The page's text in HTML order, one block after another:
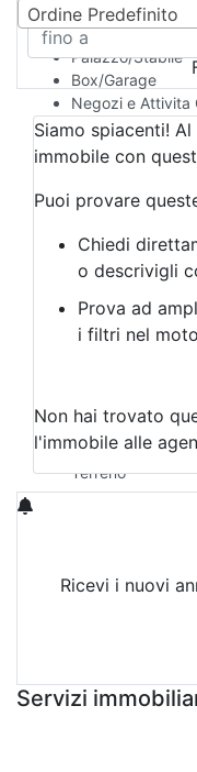
Camera d'Albergo
Multiproprietà
Palazzo/Stabile
Box/Garage
Negozi e Attivita
Qualsiasi
Attività/Licenza
Azienda Agricola
Bar/Ristorante
Albergo
Laboratorio
Negozio/locale
Agriturismo
Magazzini
Qualsiasi
Terreno
Terreno
Ordine Predefinito
Siamo spiacenti!
immobile con
Puoi provare
Chiedi
o descrivigli
Prova ad
i filtri nel
Non hai trovato
l'immobile alle
Ricevi i nuovi
Servizi